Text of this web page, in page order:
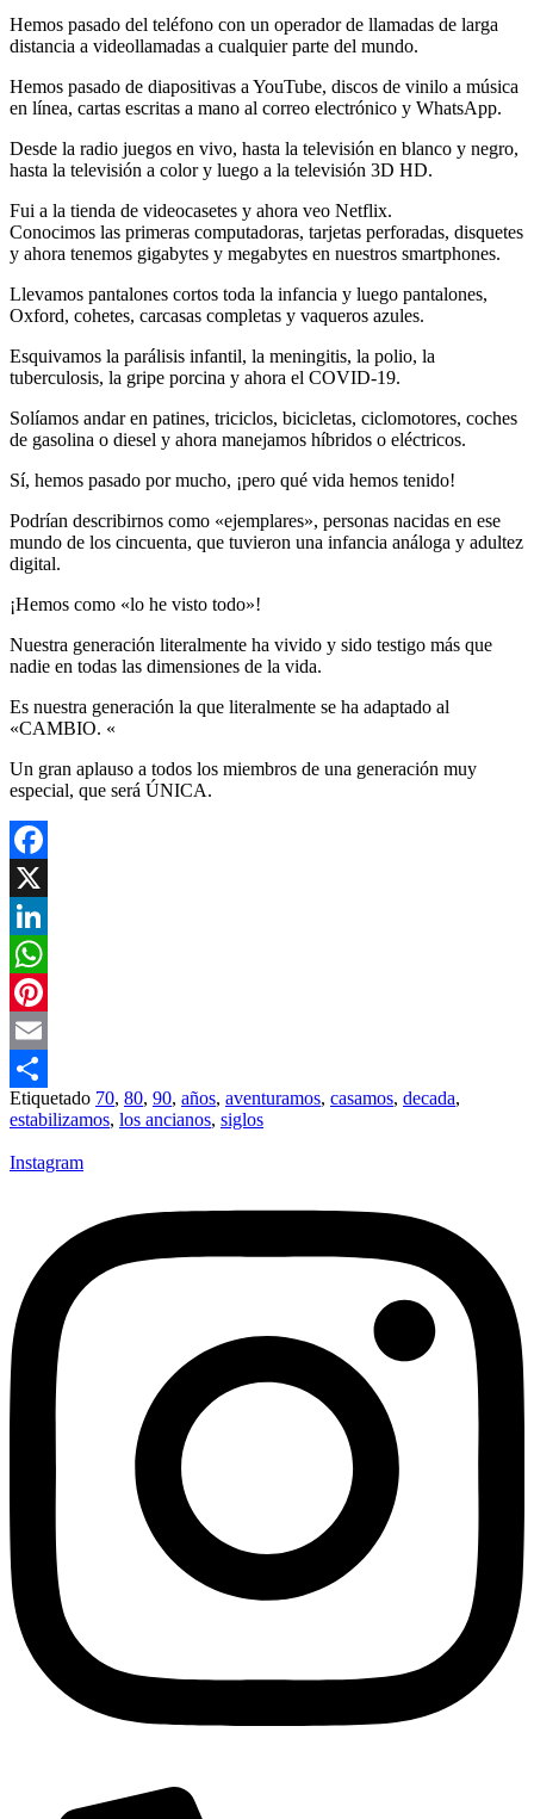
Hemos pasado del teléfono con un operador de llamadas de larga
distancia a videollamadas a cualquier parte del mundo.
Hemos pasado de diapositivas a YouTube, discos de vinilo a música
en línea, cartas escritas a mano al correo electrónico y WhatsApp.
Desde la radio juegos en vivo, hasta la televisión en blanco y negro,
hasta la televisión a color y luego a la televisión 3D HD.
Fui a la tienda de videocasetes y ahora veo Netflix.
Conocimos las primeras computadoras, tarjetas perforadas, disquetes
y ahora tenemos gigabytes y megabytes en nuestros smartphones.
Llevamos pantalones cortos toda la infancia y luego pantalones,
Oxford, cohetes, carcasas completas y vaqueros azules.
Esquivamos la parálisis infantil, la meningitis, la polio, la
tuberculosis, la gripe porcina y ahora el COVID-19.
Solíamos andar en patines, triciclos, bicicletas, ciclomotores, coches
de gasolina o diesel y ahora manejamos híbridos o eléctricos.
Sí, hemos pasado por mucho, ¡pero qué vida hemos tenido!
Podrían describirnos como «ejemplares», personas nacidas en ese
mundo de los cincuenta, que tuvieron una infancia análoga y adultez
digital.
¡Hemos como «lo he visto todo»!
Nuestra generación literalmente ha vivido y sido testigo más que
nadie en todas las dimensiones de la vida.
Es nuestra generación la que literalmente se ha adaptado al
«CAMBIO. «
Un gran aplauso a todos los miembros de una generación muy
especial, que será ÚNICA.
Facebook
X
LinkedIn
WhatsApp
Pinterest
Email
Compartir
Etiquetado 70, 80, 90, años, aventuramos, casamos, decada,
estabilizamos, los ancianos, siglos
Instagram